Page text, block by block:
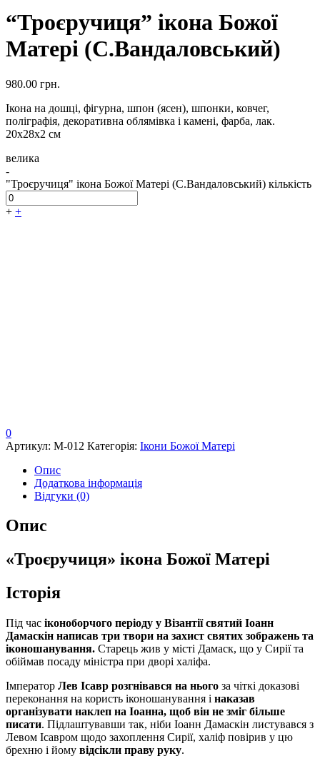
“Троєручиця” ікона Божої
Матері (С.Вандаловський)
980.00 грн.
Ікона на дошці, фігурна, шпон (ясен), шпонки, ковчег,
поліграфія, декоративна облямівка і камені, фарба, лак.
20х28х2 см
велика
-
"Троєручиця" ікона Божої Матері (С.Вандаловський) кількість
+ +
0
Артикул: М-012 Категорія: Ікони Божої Матері
Опис
Додаткова інформація
Відгуки (0)
Опис
«Троєручиця» ікона Божої Матері
Історія
Під час іконоборчого періоду у Візантії святий Іоанн
Дамаскін написав три твори на захист святих зображень та
іконошанування. Старець жив у місті Дамаск, що у Сирії та
обіймав посаду міністра при дворі халіфа.
Імператор Лев Ісавр розгнівався на нього за чіткі доказові
переконання на користь іконошанування і наказав
організувати наклеп на Іоанна, щоб він не зміг більше
писати. Підлаштувавши так, ніби Іоанн Дамаскін листувався з
Левом Ісавром щодо захоплення Сирії, халіф повірив у цю
брехню і йому відсікли праву руку.